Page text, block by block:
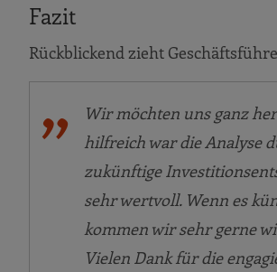
Fazit
Rückblickend zieht
Wir möchten uns ganz
hilfreich war die Analyse
zukünftige
sehr wertvoll. Wenn es
kommen wir sehr gerne
Vielen Dank für die